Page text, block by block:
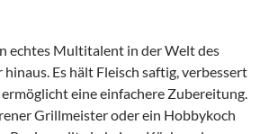
echtes Multitalent in der Welt des
Es hält Fleisch saftig, verbessert
eine einfachere Zubereitung.
Grillmeister oder ein Hobbykoch